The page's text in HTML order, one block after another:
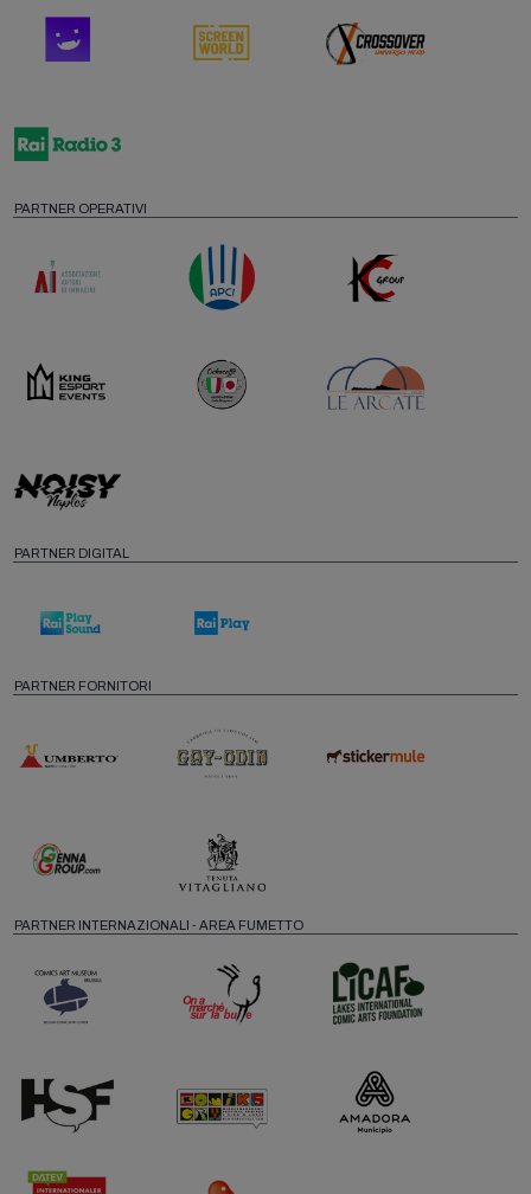
PARTNER OPERATIVI
PARTNER DIGITAL
PARTNER FORNITORI
PARTNER INTERNAZIONALI - AREA FUMETTO